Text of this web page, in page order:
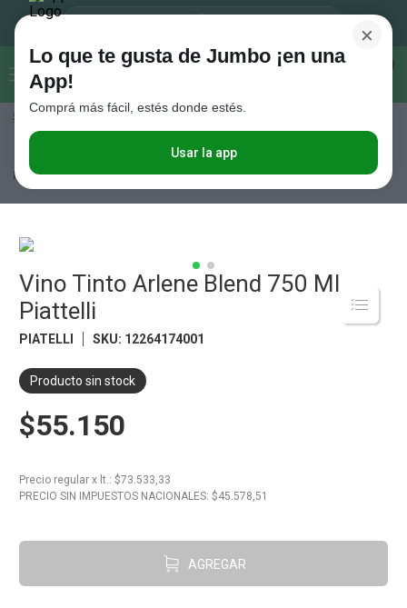
Buscar...
Seleccioná el método de entrega
×
Lo que te gusta de Jumbo ¡en una
App!
Comprá más fácil, estés donde estés.
Usar la app
Vinos Tintos
Vino Tinto Arlene Blend 750 Ml
Piattelli
Vino Tinto Arlene Blend 750 Ml
Piattelli
PIATELLI SKU: 12264174001
Producto sin stock
$55.150
Precio regular x lt. : $73.533,33
PRECIO SIN IMPUESTOS NACIONALES: $45.578,51
AGREGAR
Términos más buscados
.
Galletitas
Cerveza
Juguetes
Yerba
Fideos
. Aceite